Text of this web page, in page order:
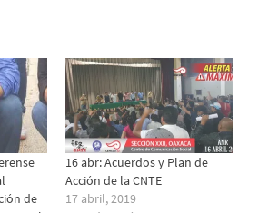
de
16 abr: Acuerdos y Plan de
Acción de la CNTE
17 abril, 2019